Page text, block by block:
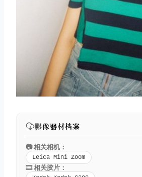
影像器材档案
📷 相关相机：
Leica Mini Zoom
🎞️ 相关胶片：